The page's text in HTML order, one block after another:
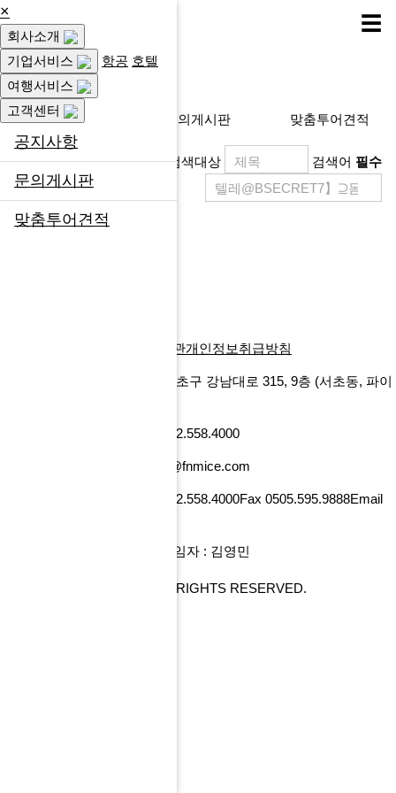
×
회사소개
기업서비스
항공 호텔
여행서비스
고객센터
공지사항
문의게시판
맞춤투어견적
☰
고객센터
공지사항 문의게시판 맞춤투어견적
검색대상 검색어 필수
제목
등록일
이용약관개인정보취급방침
서울특별시 서초구 강남대로 315, 9층 (서초동, 파이
Tel 02.558.4000
Email tour@fnmice.com
Tel 02.558.4000Fax 0505.595.9888Email
개인정보관리 책임자 : 김영민
COPYRIGHT© FNMICE. ALL RIGHTS RESERVED.